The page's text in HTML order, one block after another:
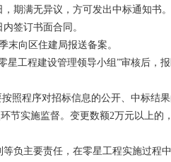
期满无异议，方可发出中标通知书。
签订书面合同。
末向区住建局报送备案。
星工程建设管理领导小组”审核后，
照程序对招标信息的公开、中标结
节实施监督。变更数额2万元以上的
负主要责任，在零星工程实施过程